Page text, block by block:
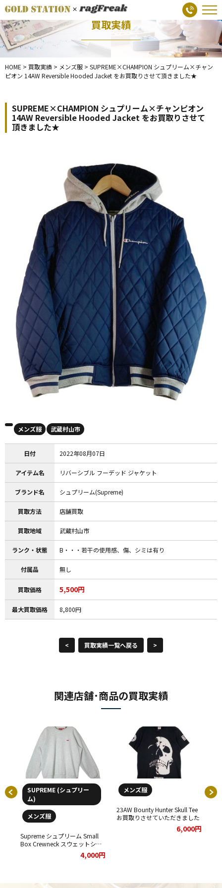
買取実績
HOME > 買取実績 > メンズ服 > SUPREME×CHAMPION シュプリーム×チャン
ピオン 14AW Reversible Hooded Jacket をお買取りさせて頂きました★
SUPREME×CHAMPION シュプリーム×チャンピオン
14AW Reversible Hooded Jacket をお買取りさせて
頂きました★
メンズ服 武蔵村山市
日付 2022年08月07日
アイテム名 リバーシブル フーデッド ジャケット
ブランド名 シュプリーム(Supreme)
買取方法 店舗買取
買取地域 武蔵村山市
ランク・状態 B・・・若干の使用感、傷、シミは有り
付属品 無し
買取価格 5,500円
最大買取価格 8,800円
< 買取実績一覧へ戻る >
関連店舗･商品の買取実績
SUPREME (シュプリー
ム)
メンズ服
Supreme シュプリーム Small
Box Crewneck スウェットシャ
ツ をお買取りさせていただきま
4,000円
メンズ服
23AW Bounty Hunter Skull Tee
お買取りさせていただきました
6,000円